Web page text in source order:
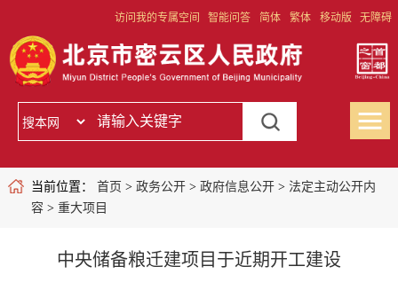
访问我的专属空间 智能问答 简体 繁体 移动版 无障碍
当前位置： 首页 > 政务公开> 政府信息公开> 法定主动公开内
容> 重大项目
中央储备粮迁建项目于近期开工建设